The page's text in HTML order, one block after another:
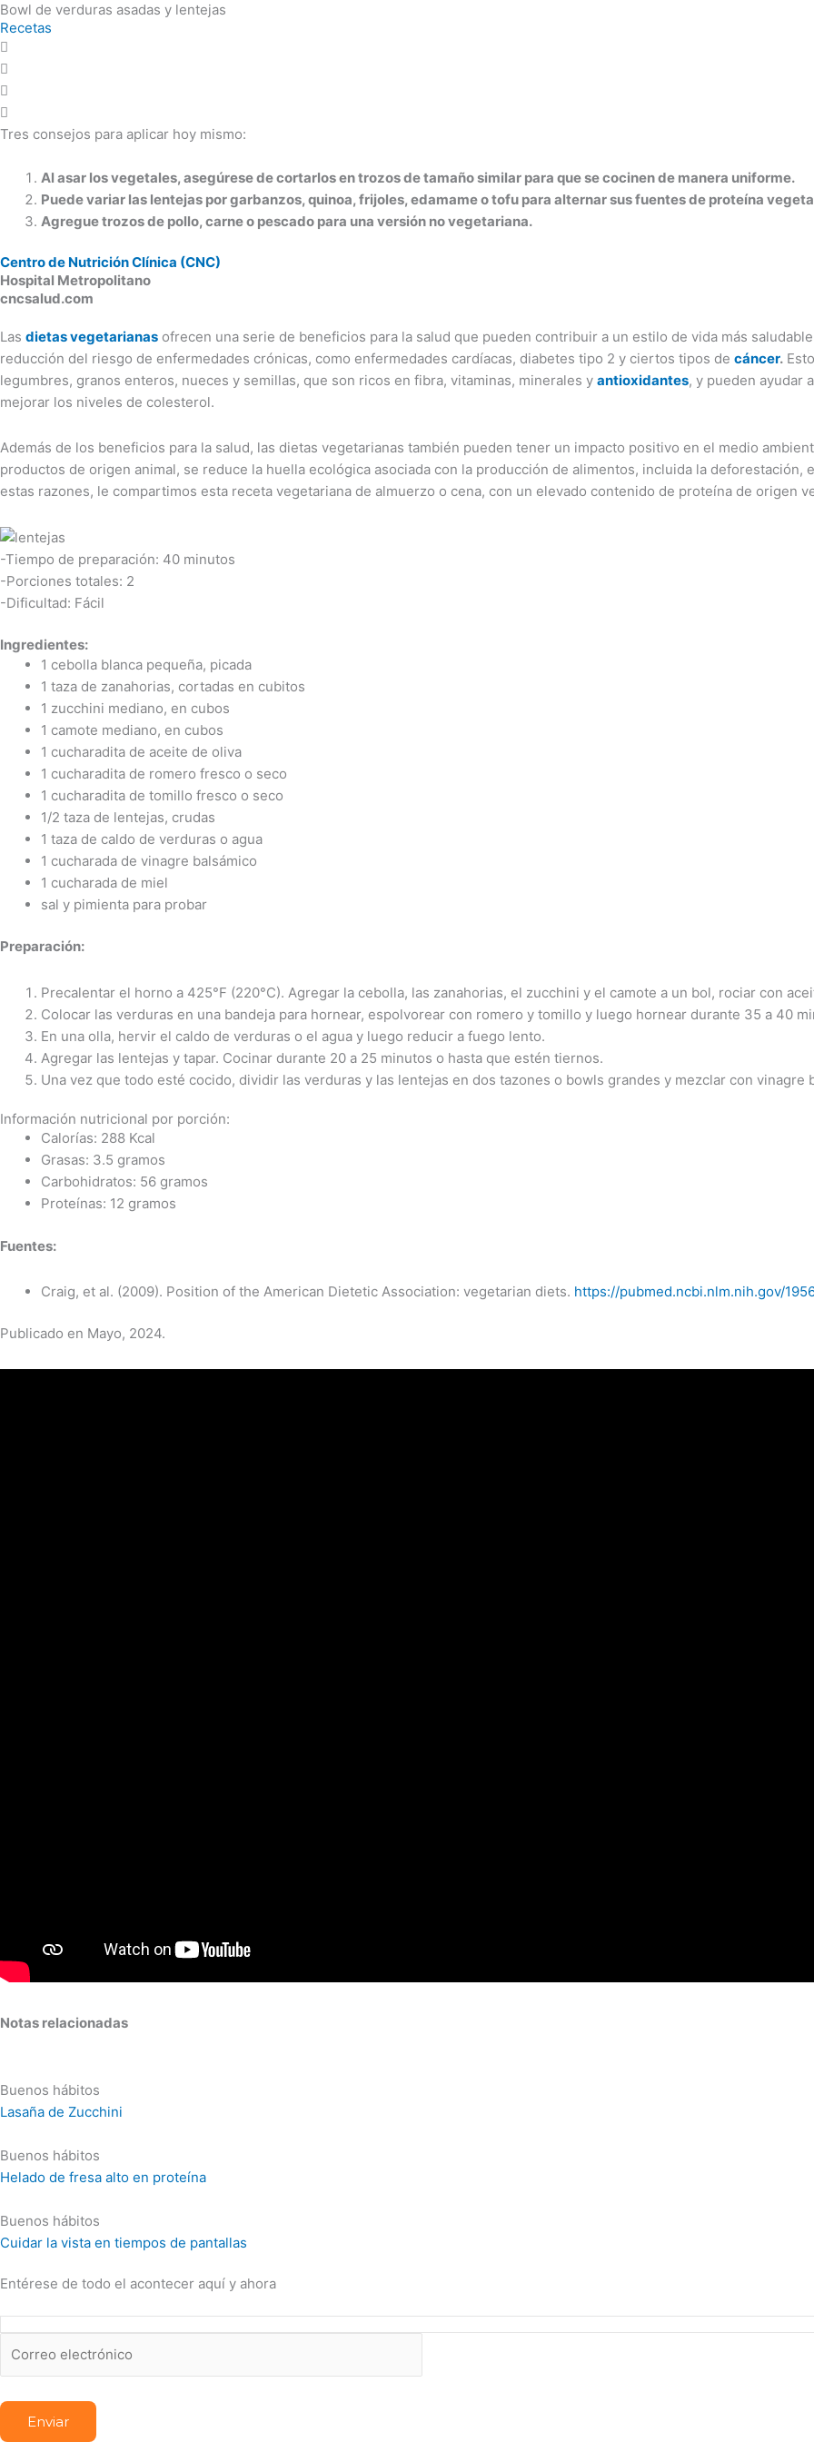
Ir
al
contenido
Bowl de verduras asadas y lentejas
Recetas
Tres consejos para aplicar hoy mismo:
Al asar los vegetales, asegúrese de cortarlos en trozos de tamaño similar para que se cocinen de manera uniforme.
Puede variar las lentejas por garbanzos, quinoa, frijoles, edamame o tofu para alternar sus fuentes de proteína
Agregue trozos de pollo, carne o pescado para una versión no vegetariana.
Centro de Nutrición Clínica (CNC)
Hospital Metropolitano
cncsalud.com
Las dietas vegetarianas ofrecen una serie de beneficios para la salud que pueden contribuir a un estilo de vida más
reducción del riesgo de enfermedades crónicas, como enfermedades cardíacas, diabetes tipo 2 y ciertos tipos de cáncer.
legumbres, granos enteros, nueces y semillas, que son ricos en fibra, vitaminas, minerales y antioxidantes, y pueden ayudar
mejorar los niveles de colesterol.
Además de los beneficios para la salud, las dietas vegetarianas también pueden tener un impacto positivo en el medio
productos de origen animal, se reduce la huella ecológica asociada con la producción de alimentos, incluida la
estas razones, le compartimos esta receta vegetariana de almuerzo o cena, con un elevado contenido de proteína de origen
-Tiempo de preparación: 40 minutos
-Porciones totales: 2
-Dificultad: Fácil
Ingredientes:
1 cebolla blanca pequeña, picada
1 taza de zanahorias, cortadas en cubitos
1 zucchini mediano, en cubos
1 camote mediano, en cubos
1 cucharadita de aceite de oliva
1 cucharadita de romero fresco o seco
1 cucharadita de tomillo fresco o seco
1/2 taza de lentejas, crudas
1 taza de caldo de verduras o agua
1 cucharada de vinagre balsámico
1 cucharada de miel
sal y pimienta para probar
Preparación:
Precalentar el horno a 425°F (220°C). Agregar la cebolla, las zanahorias, el zucchini y el camote a un bol, rociar con
Colocar las verduras en una bandeja para hornear, espolvorear con romero y tomillo y luego hornear durante 35 a 40
En una olla, hervir el caldo de verduras o el agua y luego reducir a fuego lento.
Agregar las lentejas y tapar. Cocinar durante 20 a 25 minutos o hasta que estén tiernos.
Una vez que todo esté cocido, dividir las verduras y las lentejas en dos tazones o bowls grandes y mezclar con vinagre
Información nutricional por porción:
Calorías: 288 Kcal
Grasas: 3.5 gramos
Carbohidratos: 56 gramos
Proteínas: 12 gramos
Fuentes:
Craig, et al. (2009). Position of the American Dietetic Association: vegetarian diets. https://pubmed.ncbi.nlm.nih.gov/
Publicado en Mayo, 2024.
Notas relacionadas
Buenos hábitos
Lasaña de Zucchini
Buenos hábitos
Helado de fresa alto en proteína
Buenos hábitos
Cuidar la vista en tiempos de pantallas
Entérese de todo el acontecer aquí y ahora